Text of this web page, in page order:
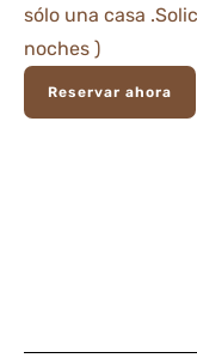
sólo una casa
noches )
Reservar ahora